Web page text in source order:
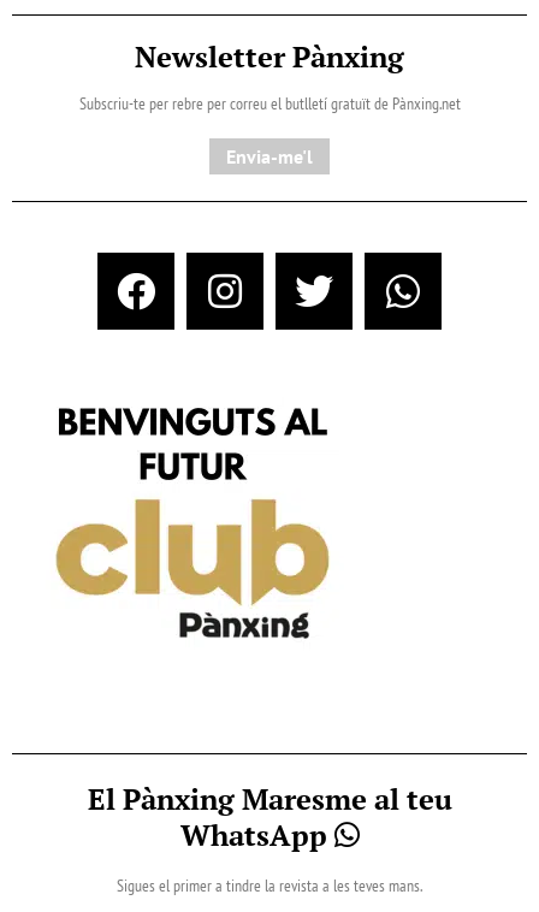
Newsletter Pànxing
Subscriu-te per rebre per correu el butlletí gratuït de Pànxing.net​
Envia-me'l
El Pànxing Maresme al teu
WhatsApp
Sigues el primer a tindre la revista a les teves mans.